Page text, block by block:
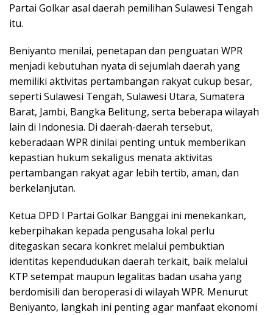
Partai Golkar asal daerah pemilihan Sulawesi Tengah
itu.
Beniyanto menilai, penetapan dan penguatan WPR
menjadi kebutuhan nyata di sejumlah daerah yang
memiliki aktivitas pertambangan rakyat cukup besar,
seperti Sulawesi Tengah, Sulawesi Utara, Sumatera
Barat, Jambi, Bangka Belitung, serta beberapa wilayah
lain di Indonesia. Di daerah-daerah tersebut,
keberadaan WPR dinilai penting untuk memberikan
kepastian hukum sekaligus menata aktivitas
pertambangan rakyat agar lebih tertib, aman, dan
berkelanjutan.
Ketua DPD I Partai Golkar Banggai ini menekankan,
keberpihakan kepada pengusaha lokal perlu
ditegaskan secara konkret melalui pembuktian
identitas kependudukan daerah terkait, baik melalui
KTP setempat maupun legalitas badan usaha yang
berdomisili dan beroperasi di wilayah WPR. Menurut
Beniyanto, langkah ini penting agar manfaat ekonomi